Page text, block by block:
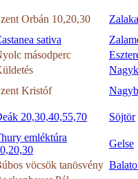
Orbán 10,20,30
sativa
másodperc
Kristóf
20,30,40,55,70
Söjtör
emléktúra
Gelse
vöcsök tanösvény